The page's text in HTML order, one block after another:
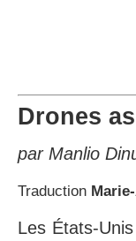
Drones
par Manlio
Traduction
Les États-